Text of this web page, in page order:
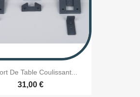
De Table Coulissant...
31,00 €